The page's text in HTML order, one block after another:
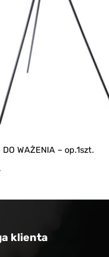
DO WAŻENIA – op.1szt.
klienta